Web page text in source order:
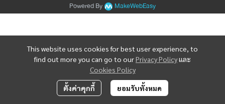
This website uses cookies for best user experience, to
find out more you can go to ourPrivacy Policyและ
Cookies Policy
ตั้งค่าคุกกี้ ยอมรับทั้งหมด
Powered By MakeWebEasy